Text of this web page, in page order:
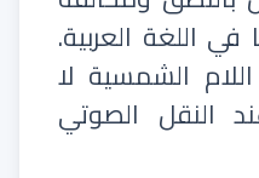
اللغة العربية.
الشمسية لا
النقل الصوتي